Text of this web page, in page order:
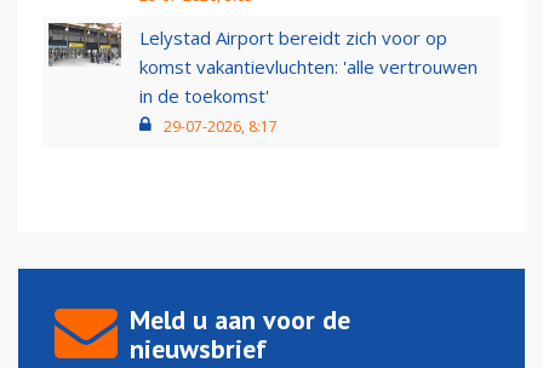
Lelystad Airport bereidt zich voor op
komst vakantievluchten: 'alle vertrouwen
in de toekomst'
29-07-2026, 8:17
Meld u aan voor de
nieuwsbrief